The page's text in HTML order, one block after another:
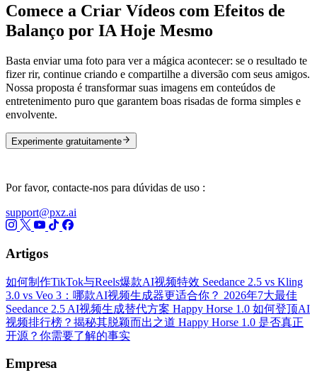
Comece a Criar Vídeos com Efeitos de
Balanço por IA Hoje Mesmo
Basta enviar uma foto para ver a mágica acontecer: se o resultado te
fizer rir, continue criando e compartilhe a diversão com seus amigos.
Nossa proposta é transformar suas imagens em conteúdos de
entretenimento puro que garantem boas risadas de forma simples e
envolvente.
Experimente gratuitamente
Por favor, contacte-nos para dúvidas de uso :
support@pxz.ai
Artigos
如何制作TikTok与Reels爆款AI视频特效 Seedance 2.5 vs Kling
3.0 vs Veo 3：哪款AI视频生成器更适合你？ 2026年7大最佳
Seedance 2.5 AI视频生成替代方案 Happy Horse 1.0 如何登顶AI
视频排行榜？揭秘其脱颖而出之道 Happy Horse 1.0 是否真正
开源？你需要了解的事实
Empresa